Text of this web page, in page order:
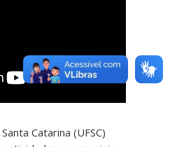
Catarina (UFSC)